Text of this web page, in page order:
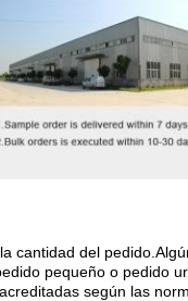
cantidad del
pequeño o pedido
según las